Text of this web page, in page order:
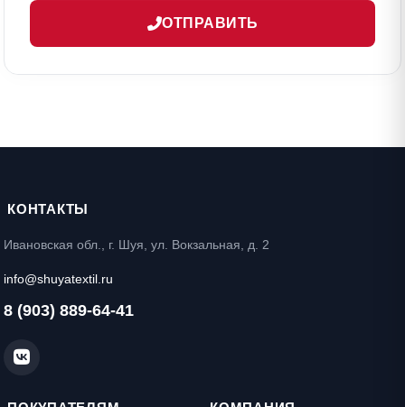
ОТПРАВИТЬ
КОНТАКТЫ
Ивановская обл., г. Шуя, ул. Вокзальная, д. 2
info@shuyatextil.ru
8 (903) 889-64-41